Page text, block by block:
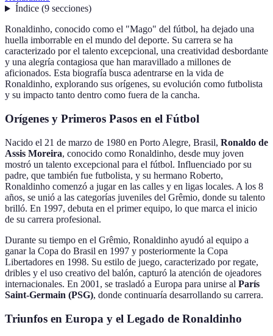
Índice(9 secciones)
Ronaldinho, conocido como el "Mago" del fútbol, ha dejado una
huella imborrable en el mundo del deporte. Su carrera se ha
caracterizado por el talento excepcional, una creatividad desbordante
y una alegría contagiosa que han maravillado a millones de
aficionados. Esta biografía busca adentrarse en la vida de
Ronaldinho, explorando sus orígenes, su evolución como futbolista
y su impacto tanto dentro como fuera de la cancha.
Orígenes y Primeros Pasos en el Fútbol
Nacido el 21 de marzo de 1980 en Porto Alegre, Brasil, Ronaldo de
Assis Moreira, conocido como Ronaldinho, desde muy joven
mostró un talento excepcional para el fútbol. Influenciado por su
padre, que también fue futbolista, y su hermano Roberto,
Ronaldinho comenzó a jugar en las calles y en ligas locales. A los 8
años, se unió a las categorías juveniles del Grêmio, donde su talento
brilló. En 1997, debuta en el primer equipo, lo que marca el inicio
de su carrera profesional.
Durante su tiempo en el Grêmio, Ronaldinho ayudó al equipo a
ganar la Copa do Brasil en 1997 y posteriormente la Copa
Libertadores en 1998. Su estilo de juego, caracterizado por regate,
dribles y el uso creativo del balón, capturó la atención de ojeadores
internacionales. En 2001, se trasladó a Europa para unirse al París
Saint-Germain (PSG), donde continuaría desarrollando su carrera.
Triunfos en Europa y el Legado de Ronaldinho